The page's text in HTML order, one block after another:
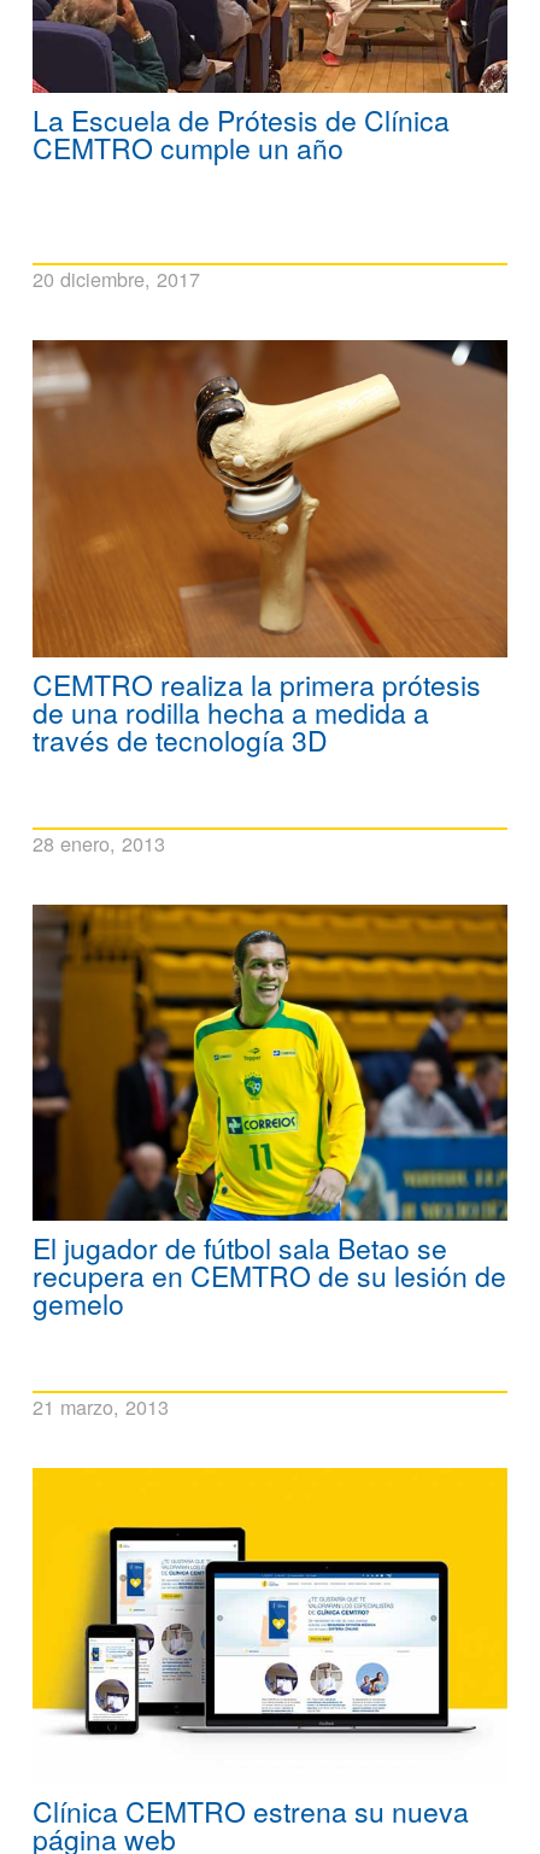
La Escuela de Prótesis de Clínica
CEMTRO cumple un año
20 diciembre, 2017
CEMTRO realiza la primera prótesis
de una rodilla hecha a medida a
través de tecnología 3D
28 enero, 2013
El jugador de fútbol sala Betao se
recupera en CEMTRO de su lesión de
gemelo
21 marzo, 2013
Clínica CEMTRO estrena su nueva
página web